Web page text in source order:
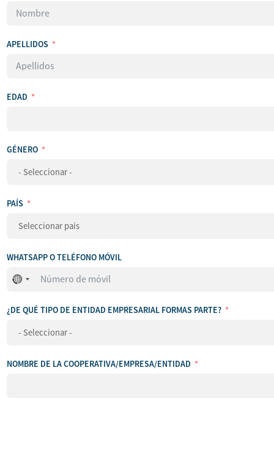
APELLIDOS
EDAD
GÉNERO
PAÍS
WHATSAPP O TELÉFONO MÓVIL
No
ha
seleccionado
ningún
¿DE QUÉ TIPO DE ENTIDAD EMPRESARIAL FORMAS PARTE?
NOMBRE DE LA COOPERATIVA/EMPRESA/ENTIDAD